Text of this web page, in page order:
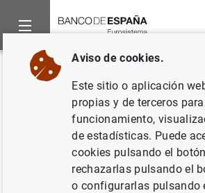
Inicio Punto de Información
Volver
R.1 Recursos propios
computables y
los requerimiento de
propios
Aviso de cookies.
Este sitio o aplicación
propias y de terceros
funcionamiento,
de estadísticas. Puede
cookies pulsando el
rechazarlas pulsando el
o configurarlas pulsando